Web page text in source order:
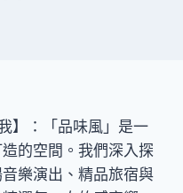
】：「品味風」是一
的空間。我們深入探
樂演出、精品旅宿與